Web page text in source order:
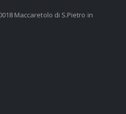
Maccaretolo di S.Pietro in